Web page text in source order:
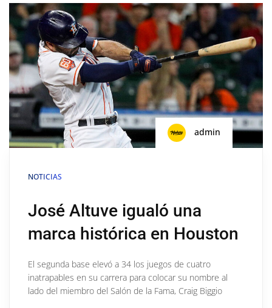
admin
NOTICIAS
José Altuve igualó una
marca histórica en Houston
El segunda base elevó a 34 los juegos de cuatro
inatrapables en su carrera para colocar su nombre al
lado del miembro del Salón de la Fama, Craig Biggio